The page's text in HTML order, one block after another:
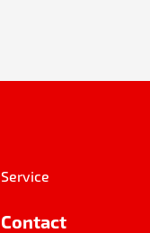
Service
Contact